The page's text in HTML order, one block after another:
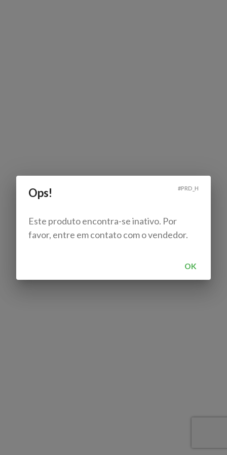
Ops! #PRD_H
Este produto encontra-se inativo. Por
favor, entre em contato com o vendedor.
OK